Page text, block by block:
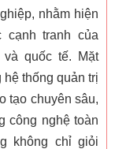
nhằm hiện
tranh của
và quốc tế. Mặt
thống quản trị
tạo chuyên sâu,
công nghệ toàn
không chỉ giỏi